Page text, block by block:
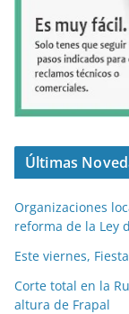
Últimas
Organizaciones
reforma de la Ley
Este viernes,
Corte total en la
altura de Frapal